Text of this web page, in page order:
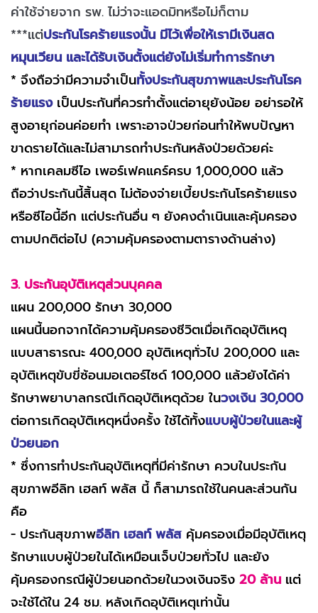
ค่าใช้จ่ายจาก รพ. ไม่ว่าจะแอดมิทหรือไม่ก็ตาม
***แต่ประกันโรคร้ายแรงนั้น มีไว้เพื่อให้เรามีเงินสด
หมุนเวียน และได้รับเงินตั้งแต่ยังไม่เริ่มทำการรักษา
* จึงถือว่ามีความจำเป็นทั้งประกันสุขภาพและประกันโรค
ร้ายแรง เป็นประกันที่ควรทำตั้งแต่อายุยังน้อย อย่ารอให้
สูงอายุก่อนค่อยทำ เพราะอาจป่วยก่อนทำให้พบปัญหา
ขาดรายได้และไม่สามารถทำประกันหลังป่วยด้วยค่ะ
* หากเคลมซีไอ เพอร์เฟคแคร์ครบ 1,000,000 แล้ว
ถือว่าประกันนี้สิ้นสุด ไม่ต้องจ่ายเบี้ยประกันโรคร้ายแรง
หรือซีไอนี้อีก แต่ประกันอื่น ๆ ยังคงดำเนินและคุ้มครอง
ตามปกติต่อไป (ความคุ้มครองตามตารางด้านล่าง)
3. ประกันอุบัติเหตุส่วนบุคคล
แผน 200,000 รักษา 30,000
แผนนี้นอกจากได้ความคุ้มครองชีวิตเมื่อเกิดอุบัติเหตุ
แบบสาธารณะ 400,000 อุบัติเหตุทั่วไป 200,000 และ
อุบัติเหตุขับขี่ซ้อนมอเตอร์ไซด์ 100,000 แล้วยังได้ค่า
รักษาพยาบาลกรณีเกิดอุบัติเหตุด้วย ในวงเงิน 30,000
ต่อการเกิดอุบัติเหตุหนึ่งครั้ง ใช้ได้ทั้งแบบผู้ป่วยในและผู้
ป่วยนอก
* ซึ่งการทำประกันอุบัติเหตุที่มีค่ารักษา ควบในประกัน
สุขภาพอีลิท เฮลท์ พลัส นี้ ก็สามารถใช้ในคนละส่วนกัน
คือ
- ประกันสุขภาพอีลิท เฮลท์ พลัส คุ้มครองเมื่อมีอุบัติเหตุ
รักษาแบบผู้ป่วยในได้เหมือนเจ็บป่วยทั่วไป และยัง
คุ้มครองกรณีผู้ป่วยนอกด้วยในวงเงินจริง 20 ล้านแต่
จะใช้ได้ใน 24 ชม. หลังเกิดอุบัติเหตุเท่านั้น